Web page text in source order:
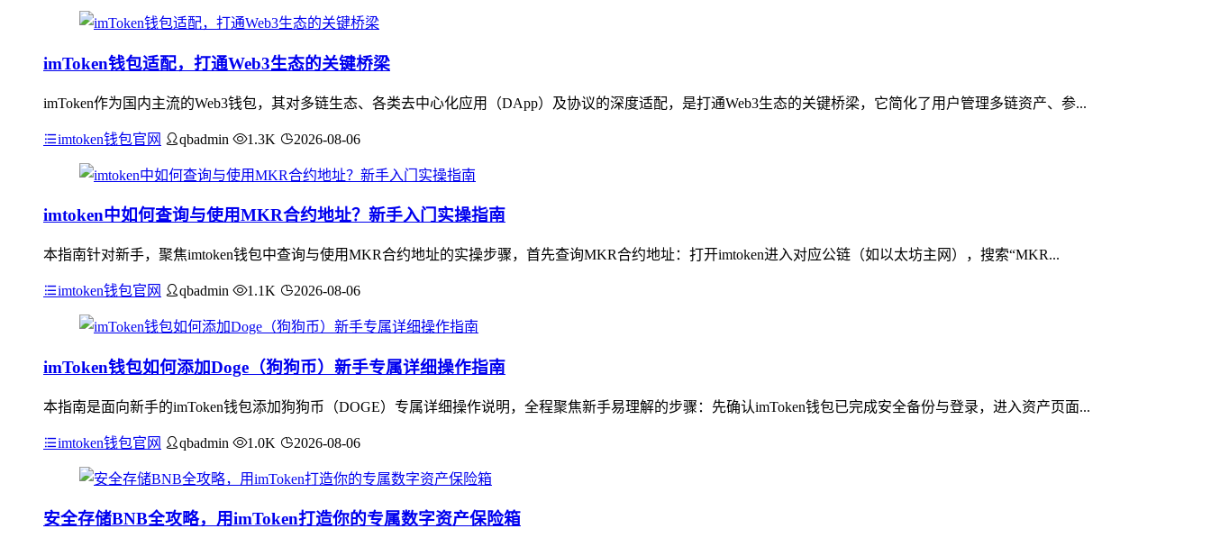
imToken钱包适配，打通Web3生态的关键桥梁
imToken作为国内主流的Web3钱包，其对多链生态、各类去中心化应用（DApp）及协议的深度适配，是打通Web3生态的关键桥梁，它简化了用户管理多链资产、参...
imtoken钱包官网 qbadmin 1.3K 2026-08-06
imtoken中如何查询与使用MKR合约地址？新手入门实操指南
本指南针对新手，聚焦imtoken钱包中查询与使用MKR合约地址的实操步骤，首先查询MKR合约地址：打开imtoken进入对应公链（如以太坊主网），搜索“MKR...
imtoken钱包官网 qbadmin 1.1K 2026-08-06
imToken钱包如何添加Doge（狗狗币）新手专属详细操作指南
本指南是面向新手的imToken钱包添加狗狗币（DOGE）专属详细操作说明，全程聚焦新手易理解的步骤：先确认imToken钱包已完成安全备份与登录，进入资产页面...
imtoken钱包官网 qbadmin 1.0K 2026-08-06
安全存储BNB全攻略，用imToken打造你的专属数字资产保险箱